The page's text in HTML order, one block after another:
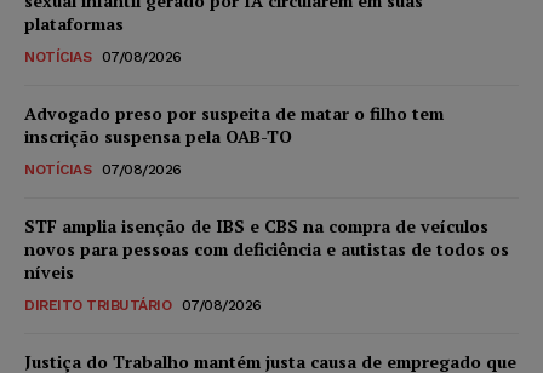
plataformas
NOTÍCIAS 07/08/2026
Advogado preso por suspeita de matar o filho tem
inscrição suspensa pela OAB-TO
NOTÍCIAS 07/08/2026
STF amplia isenção de IBS e CBS na compra de veículos
novos para pessoas com deficiência e autistas de todos os
níveis
DIREITO TRIBUTÁRIO 07/08/2026
Justiça do Trabalho mantém justa causa de empregado que